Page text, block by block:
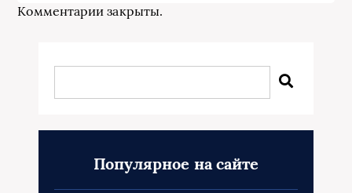
Комментарии закрыты.
Популярное на сайте